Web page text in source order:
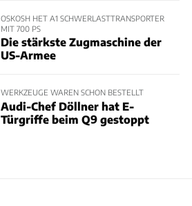
OSKOSH HET A1 SCHWERLASTTRANSPORTER
MIT 700 PS
Die stärkste Zugmaschine der
US-Armee
WERKZEUGE WAREN SCHON BESTELLT
Audi-Chef Döllner hat E-
Türgriffe beim Q9 gestoppt